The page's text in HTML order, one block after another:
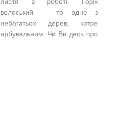
волоський — то одне з
небагатьох дерев, котре
Чи Ви десь про